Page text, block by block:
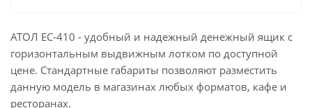
АТОЛ EC-410 - удобный и надежный денежный ящик с
горизонтальным выдвижным лотком по доступной
цене. Стандартные габариты позволяют разместить
данную модель в магазинах любых форматов, кафе и
ресторанах.